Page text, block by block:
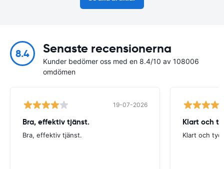
8.4 Senaste recensionerna
Kunder bedömer oss med en 8.4/10 av 108006
omdömen
19-07-2026
Bra, effektiv tjänst.
Bra, effektiv tjänst.
Klart och
Klart och